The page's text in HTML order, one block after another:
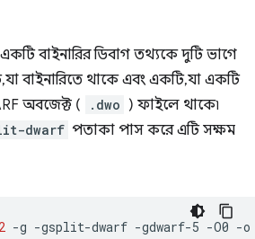
বাইনারির ডিবাগ তথ্যকে দুটি ভাগে
বাইনারিতে থাকে এবং একটি, যা একটি
অবজেক্ট (
.dwo ) ফাইলে থাকে৷
dwarf পতাকা পাস করে এটি সক্ষম
2 -g -gsplit-dwarf -gdwarf-5 -O0 -o